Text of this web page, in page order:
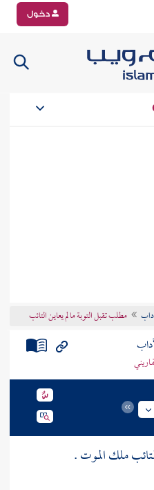
دخول
مطلب تقبل التوبة ما لم يعاين التائب
ملك الموت .